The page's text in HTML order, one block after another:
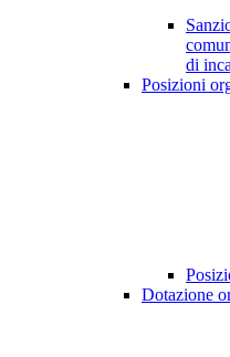
di
Posizioni
Dotazione